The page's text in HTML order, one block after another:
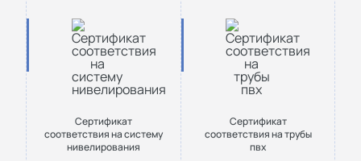
Сертификат
соответствия на систему
нивелирования
Сертификат
соответствия на трубы
пвх